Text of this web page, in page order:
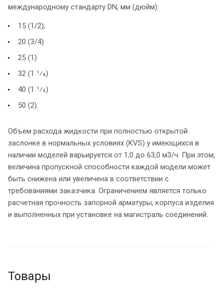
международному стандарту DN, мм (дюйм):
15 (1/2);
20 (3/4)
25 (1)
32 (1 1⁄4)
40 (1 1⁄2)
50 (2).
Объем расхода жидкости при полностью открытой
заслонке в нормальных условиях (KVS) у имеющихся в
наличии моделей варьируется от 1,0 до 63,0 м3/ч. При этом,
величина пропускной способности каждой модели может
быть снижена или увеличена в соответствии с
требованиями заказчика. Ограничением является только
расчетная прочность запорной арматуры, корпуса изделия
и выполненных при установке на магистраль соединений.
Товары